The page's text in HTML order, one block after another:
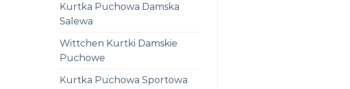
Kurtka Puchowa Damska
Salewa
Wittchen Kurtki Damskie
Puchowe
Kurtka Puchowa Sportowa